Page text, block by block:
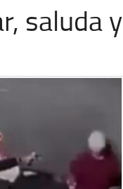
saluda y